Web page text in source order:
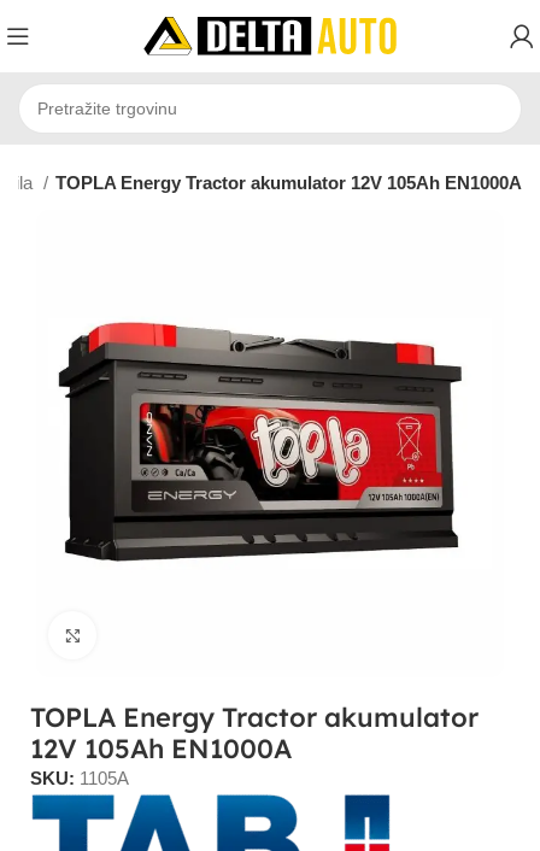
TOPLA Energy Tractor akumulator 12V 105Ah EN1000A
TOPLA Energy Tractor akumulator
12V 105Ah EN1000A
SKU: 1105A